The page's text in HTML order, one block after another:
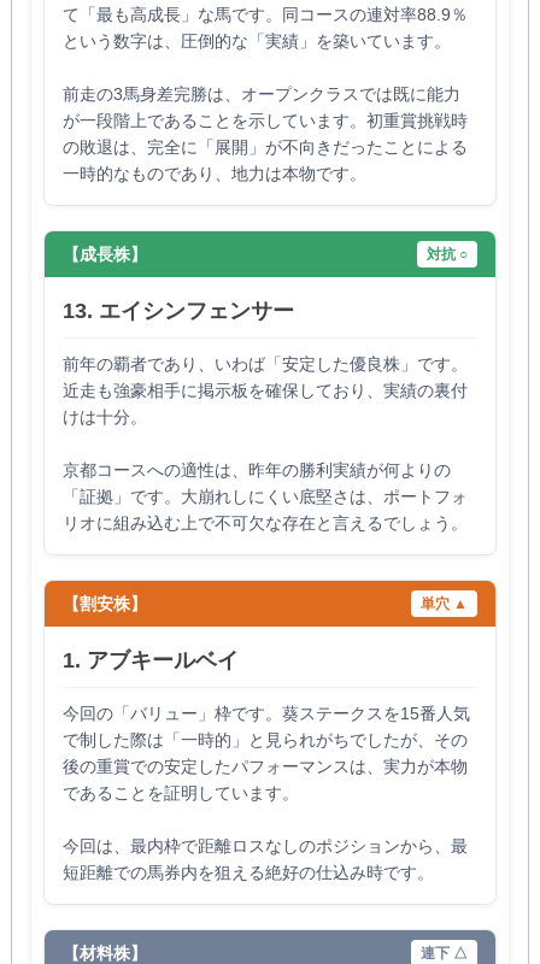
て「最も高成長」な馬です。同コースの連対率88.9％
という数字は、圧倒的な「実績」を築いています。
前走の3馬身差完勝は、オープンクラスでは既に能力
が一段階上であることを示しています。初重賞挑戦時
の敗退は、完全に「展開」が不向きだったことによる
一時的なものであり、地力は本物です。
【成長株】 対抗 ○
13. エイシンフェンサー
前年の覇者であり、いわば「安定した優良株」です。
近走も強豪相手に掲示板を確保しており、実績の裏付
けは十分。
京都コースへの適性は、昨年の勝利実績が何よりの
「証拠」です。大崩れしにくい底堅さは、ポートフォ
リオに組み込む上で不可欠な存在と言えるでしょう。
【割安株】 単穴 ▲
1. アブキールベイ
今回の「バリュー」枠です。葵ステークスを15番人気
で制した際は「一時的」と見られがちでしたが、その
後の重賞での安定したパフォーマンスは、実力が本物
であることを証明しています。
今回は、最内枠で距離ロスなしのポジションから、最
短距離での馬券内を狙える絶好の仕込み時です。
【材料株】 連下 △